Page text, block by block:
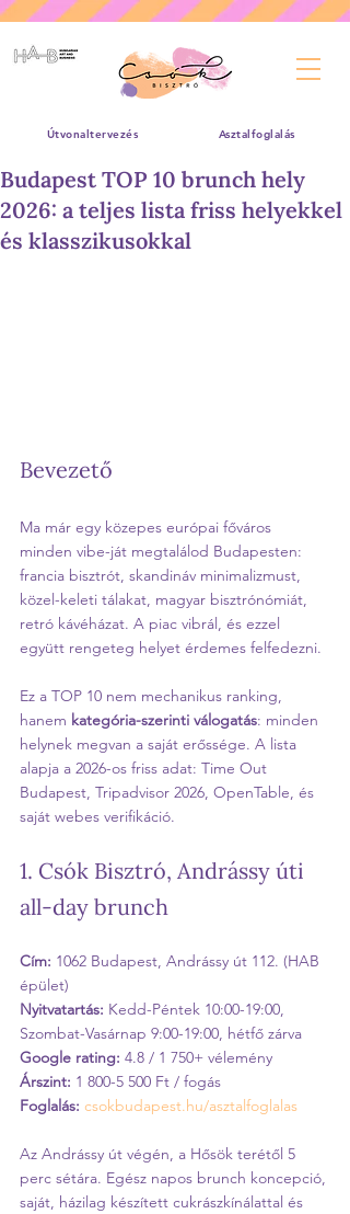
Asztalfoglalás
Útvonaltervezés
Budapest TOP 10 brunch hely
2026: a teljes lista friss helyekkel
és klasszikusokkal
Bevezető
Ma már egy közepes európai főváros
minden vibe-ját megtalálod Budapesten:
francia bisztrót, skandináv minimalizmust,
közel-keleti tálakat, magyar bisztrónómiát,
retró kávéházat. A piac vibrál, és ezzel
együtt rengeteg helyet érdemes felfedezni.
Ez a TOP 10 nem mechanikus ranking,
hanem kategória-szerinti válogatás: minden
helynek megvan a saját erőssége. A lista
alapja a 2026-os friss adat: Time Out
Budapest, Tripadvisor 2026, OpenTable, és
saját webes verifikáció.
1. Csók Bisztró, Andrássy úti
all-day brunch
Cím: 1062 Budapest, Andrássy út 112. (HAB
épület)
Nyitvatartás: Kedd-Péntek 10:00-19:00,
Szombat-Vasárnap 9:00-19:00, hétfő zárva
Google rating: 4.8 / 1 750+ vélemény
Árszint: 1 800-5 500 Ft / fogás
Foglalás: csokbudapest.hu/asztalfoglalas
Az Andrássy út végén, a Hősök terétől 5
perc sétára. Egész napos brunch koncepció,
saját, házilag készített cukrászkínálattal és